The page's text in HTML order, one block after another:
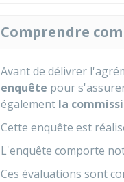
Comprendre
Avant de délivrer
enquête pour
également la
Cette enquête est
L'enquête comporte
Ces évaluations sont